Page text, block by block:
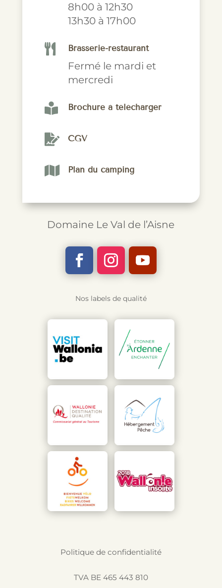
8h00 à 12h30
13h30 à 17h00
 Brasserie-restaurant
Fermé le mardi et
mercredi
 Brochure à télécharger
 CGV
 Plan du camping
Domaine Le Val de l’Aisne
Nos labels de qualité
Politique de confidentialité
TVA BE 465 443 810